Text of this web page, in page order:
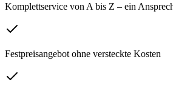
Komplettservice von A bis Z – ein
Festpreisangebot ohne versteckte Kosten